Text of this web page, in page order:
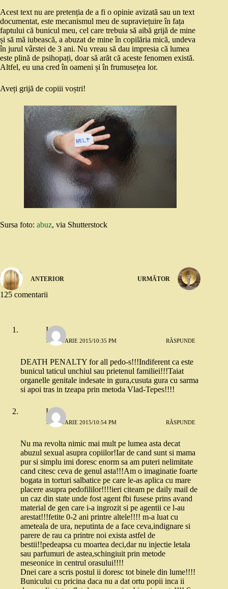
Acest text nu are pretenția de a fi o opinie avizată sau un text
documentat, este mecanismul meu de supraviețuire în fața
faptului că bunicul meu, cel care trebuia să aibă grijă de mine
și să mă iubească, a abuzat de mine în copilăria mică, undeva
în jurul vârstei de 3 ani. Nu vreau să dau impresia că lumea
este plină de psihopați, doar să arăt că aceste fenomen există.
Altfel, eu una cred în oameni și în frumusețea lor.
Aveți grijă de copiii voștri!
Sursa foto: abuz, via Shutterstock
ANTERIOR URMĂTOR
125 comentarii
Lela
7 IANUARIE 2015/10:35 PM RĂSPUNDE
DEATH PENALTY for all pedo-s!!!Indiferent ca este
bunicul taticul unchiul sau prietenul familiei!!!Taiat
organelle genitale indesate in gura,cusuta gura cu sarma
si apoi tras in tzeapa prin metoda Vlad-Tepes!!!!
Lela
7 IANUARIE 2015/10:54 PM RĂSPUNDE
Nu ma revolta nimic mai mult pe lumea asta decat
abuzul sexual asupra copiilor!Iar de cand sunt si mama
pur si simplu imi doresc enorm sa am puteri nelimitate
cand citesc ceva de genul asta!!!Am o imaginatie foarte
bogata in torturi salbatice pe care le-as aplica cu mare
placere asupra pedofililor!!!!ieri citeam pe daily mail de
un caz din state unde fost agent fbi fusese prins avand
material de gen care i-a ingrozit si pe agentii ce l-au
arestat!!!fetite 0-2 ani printre altele!!!! m-a luat cu
ameteala de ura, neputinta de a face ceva,indignare si
parere de rau ca printre noi exista astfel de
bestii!!pedeapsa cu moartea deci,dar nu injectie letala
sau parfumuri de astea,schingiuit prin metode
meseonice in centrul orasului!!!!
Dnei care a scris postul ii doresc tot binele din lume!!!!
Bunicului cu pricina daca nu a dat ortu popii inca ii